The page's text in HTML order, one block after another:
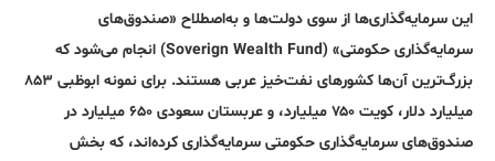
این سرمایه‌گذاری‌ها از سوی دولت‌ها و به‌اصطلاح «صندوق‌های
سرمایه‌گذاری حکومتی» (Soverign Wealth Fund) انجام می‌شود که
بزرگ‌ترین آن‌ها کشورهای نفت‌خیز عربی هستند. برای نمونه ابوظبی ۸۵۳
میلیارد دلار، کویت ۷۵۰ میلیارد، و عربستان سعودی ۶۵۰ میلیارد در
صندوق‌های سرمایه‌گذاری حکومتی سرمایه‌گذاری‌ کرده‌اند، که بخش